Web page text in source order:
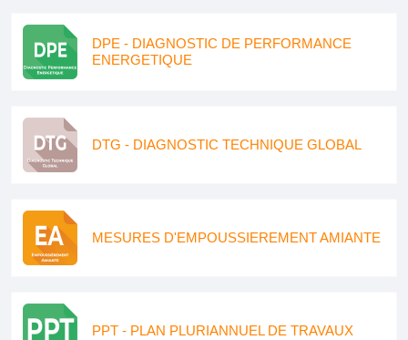
DPE - DIAGNOSTIC DE PERFORMANCE
ENERGETIQUE
DTG - DIAGNOSTIC TECHNIQUE GLOBAL
MESURES D'EMPOUSSIEREMENT AMIANTE
PPT - PLAN PLURIANNUEL DE TRAVAUX